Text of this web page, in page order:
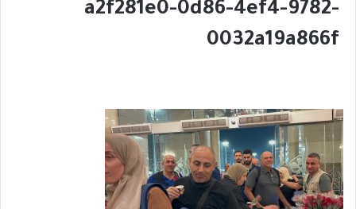
a2f281e0-0d86-4ef4-9782-
0032a19a866f